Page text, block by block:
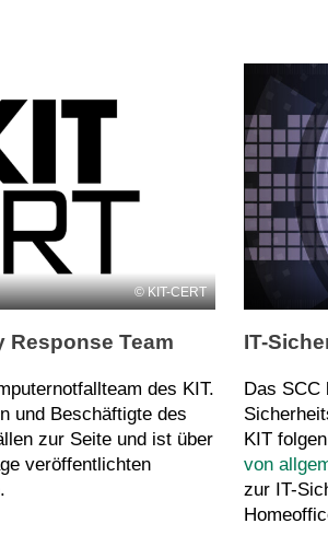
KIT-CERT
Response Team
des KIT.
und Beschäftigte des
zur Seite und ist über
veröffentlichten
IT-
Das SCC
KIT
von
zur IT-